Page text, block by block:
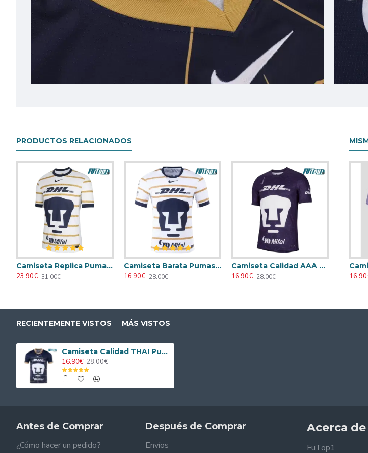
PRODUCTOS RELACIONADOS
Camiseta Replica Pumas UNAM Primera Equipación 2024/25 Versión Jugador
23.90€ 31.00€
Camiseta Barata Pumas UNAM Local Primera Equipación 2024/25
16.90€ 28.00€
Camiseta Calidad AAA Pumas UNAM Third Tercera Equipación 2024/25
16.90€ 28.00€
23.90€ 31.00€
Camiseta AC Milan 1998/1999 Local Retro
23.90€ 31.00€
23.90€ 31.00€
RECIENTEMENTE VISTOS MÁS VISTOS
Camiseta Calidad THAI Pumas UNAM Segunda Equipación 2024/25
16.90€ 28.00€
Antes de Comprar
¿Cómo hacer un pedido?
Después de Comprar
Envíos
Acerca de
FuTop1